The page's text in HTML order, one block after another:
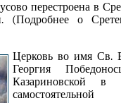
перестроена в
(Подробнее о
Церковь во имя Св.
Георгия
Казариновской
самостоятельной